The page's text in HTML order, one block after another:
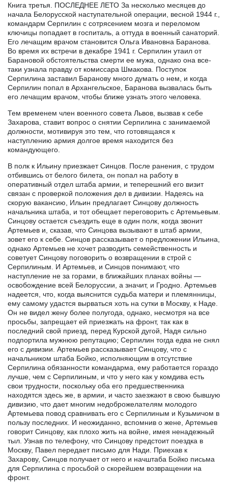
Книга третья. ПОСЛЕДНЕЕ ЛЕТО За несколько месяцев до
начала Белорусской наступательной операции, весной 1944 г.,
командарм Серпилин с сотрясением мозга и переломом
ключицы попадает в госпиталь, а оттуда в военный санаторий.
Его лечащим врачом становится Ольга Ивановна Баранова.
Во время их встречи в декабре 1941 г. Серпилин утаил от
Барановой обстоятельства смерти ее мужа, однако она все-
таки узнала правду от комиссара Шмакова. Поступок
Серпилина заставил Баранову много думать о нем, и когда
Серпилин попал в Архангельское, Баранова вызвалась быть
его лечащим врачом, чтобы ближе узнать этого человека.
Тем временем член военного совета Львов, вызвав к себе
Захарова, ставит вопрос о снятии Серпилина с занимаемой
должности, мотивируя это тем, что готовящаяся к
наступлению армия долгое время находится без
командующего.
В полк к Ильину приезжает Синцов. После ранения, с трудом
отбившись от белого билета, он попал на работу в
оперативный отдел штаба армии, и теперешний его визит
связан с проверкой положения дел в дивизии. Надеясь на
скорую вакансию, Ильин предлагает Синцову должность
начальника штаба, и тот обещает переговорить с Артемьевым.
Синцову остается съездить еще в один полк, когда звонит
Артемьев и, сказав, что Синцова вызывают в штаб армии,
зовет его к себе. Синцов рассказывает о предложении Ильина,
однако Артемьев не хочет разводить семейственность и
советует Синцову поговорить о возвращении в строй с
Серпилиным. И Артемьев, и Синцов понимают, что
наступление не за горами, в ближайших планах войны —
освобождение всей Белоруссии, а значит, и Гродно. Артемьев
надеется, что, когда выяснится судьба матери и племянницы,
ему самому удастся вырваться хоть на сутки в Москву, к Наде.
Он не видел жену более полугода, однако, несмотря на все
просьбы, запрещает ей приезжать на фронт, так как в
последний свой приезд, перед Курской дугой, Надя сильно
подпортила мужнюю репутацию; Серпилин тогда едва не снял
его с дивизии. Артемьев рассказывает Синцову, что с
начальником штаба Бойко, исполняющим в отсутствие
Серпилина обязанности командарма, ему работается гораздо
лучше, чем с Серпилиным, и что у него как у комдива есть
свои трудности, поскольку оба его предшественника
находятся здесь же, в армии, и часто заезжают в свою бывшую
дивизию, что дает многим недоброжелателям молодого
Артемьева повод сравнивать его с Серпилиным и Кузьмичом в
пользу последних. И неожиданно, вспомнив о жене, Артемьев
говорит Синцову, как плохо жить на войне, имея ненадежный
тыл. Узнав по телефону, что Синцову предстоит поездка в
Москву, Павел передает письмо для Нади. Приехав к
Захарову, Синцов получает от него и начштаба Бойко письма
для Серпилина с просьбой о скорейшем возвращении на
фронт.